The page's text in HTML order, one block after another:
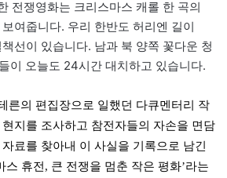
전쟁영화는 크리스마스 캐롤 한 곡의
여줍니다. 우리 한반도 허리엔 길이
선이 있습니다. 남과 북 양쪽 꽃다운 청
이 오늘도 24시간 대치하고 있습니다.
른의 편집장으로 일했던 다큐멘터리 작
지를 조사하고 참전자들의 자손을 면담
료를 찾아내 이 사실을 기록으로 남긴
스 휴전, 큰 전쟁을 멈춘 작은 평화’라는